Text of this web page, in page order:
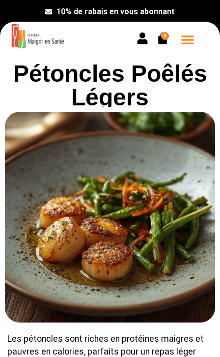
10% de rabais en vous abonnant
0
Recette de
Pétoncles Poêlés
Légers
Les pétoncles sont riches en protéines maigres et
pauvres en calories, parfaits pour un repas léger